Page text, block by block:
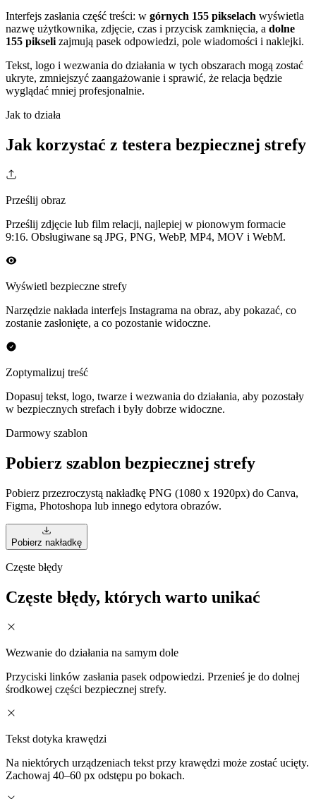
Interfejs zasłania część treści: w górnych 155 pikselach wyświetla
nazwę użytkownika, zdjęcie, czas i przycisk zamknięcia, a dolne
155 pikselizajmują pasek odpowiedzi, pole wiadomości i naklejki.
Tekst, logo i wezwania do działania w tych obszarach mogą zostać
ukryte, zmniejszyć zaangażowanie i sprawić, że relacja będzie
wyglądać mniej profesjonalnie.
Jak to działa
Jak korzystać z testera bezpiecznej strefy
Prześlij obraz
Prześlij zdjęcie lub film relacji, najlepiej w pionowym formacie
9:16. Obsługiwane są JPG, PNG, WebP, MP4, MOV i WebM.
Wyświetl bezpieczne strefy
Narzędzie nakłada interfejs Instagrama na obraz, aby pokazać, co
zostanie zasłonięte, a co pozostanie widoczne.
Zoptymalizuj treść
Dopasuj tekst, logo, twarze i wezwania do działania, aby pozostały
w bezpiecznych strefach i były dobrze widoczne.
Darmowy szablon
Pobierz szablon bezpiecznej strefy
Pobierz przezroczystą nakładkę PNG (1080 x 1920px) do Canva,
Figma, Photoshopa lub innego edytora obrazów.
Pobierz nakładkę
Częste błędy
Częste błędy, których warto unikać
Wezwanie do działania na samym dole
Przyciski linków zasłania pasek odpowiedzi. Przenieś je do dolnej
środkowej części bezpiecznej strefy.
Tekst dotyka krawędzi
Na niektórych urządzeniach tekst przy krawędzi może zostać ucięty.
Zachowaj 40–60 px odstępu po bokach.